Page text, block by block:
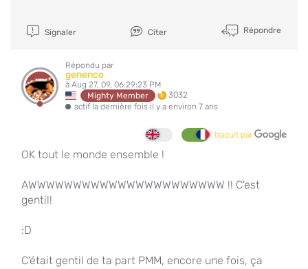
Signaler Citer Répondre
Répondu par
genenco
à Aug 27, 09, 06:29:23 PM
Mighty Member
3032
actif la dernière fois il y a environ 7 ans
traduit par
OK tout le monde ensemble !
AWWWWWWWWWWWWWWWWWWWWWW !! C'est
gentil!
:D
C'était gentil de ta part PMM, encore une fois, ça